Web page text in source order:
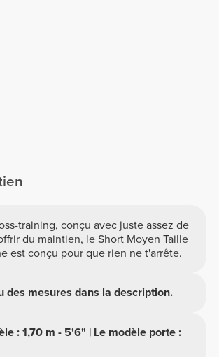
training, conçu avec juste assez de
du maintien, le Short Moyen Taille
est conçu pour que rien ne t'arrête.
des mesures dans la description.
: 1,70 m - 5'6" | Le modèle porte :